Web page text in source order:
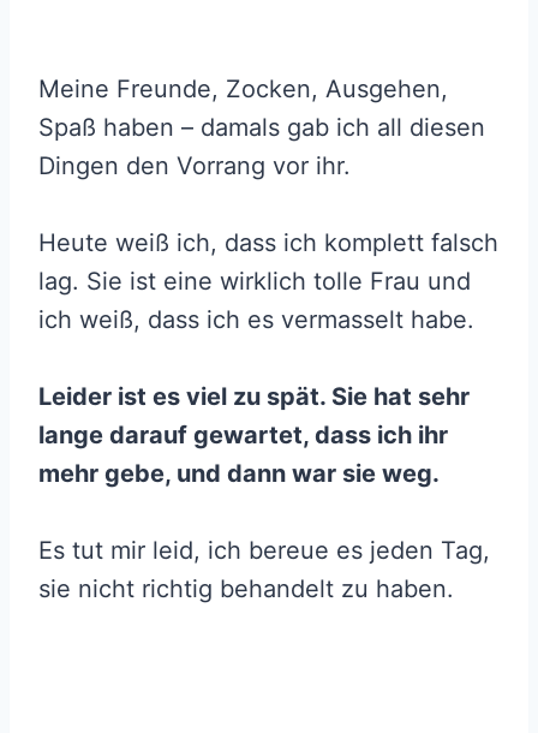
Meine Freunde, Zocken, Ausgehen,
Spaß haben – damals gab ich all diesen
Dingen den Vorrang vor ihr.
Heute weiß ich, dass ich komplett falsch
lag. Sie ist eine wirklich tolle Frau und
ich weiß, dass ich es vermasselt habe.
Leider ist es viel zu spät. Sie hat sehr
lange darauf gewartet, dass ich ihr
mehr gebe, und dann war sie weg.
Es tut mir leid, ich bereue es jeden Tag,
sie nicht richtig behandelt zu haben.